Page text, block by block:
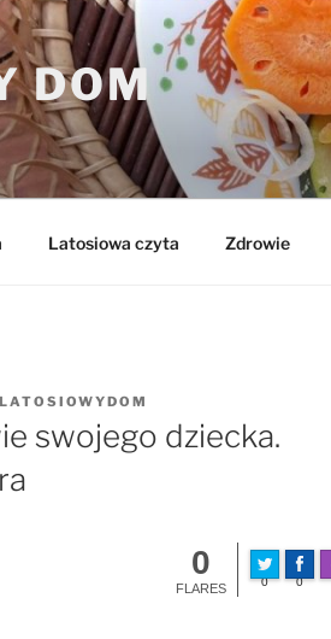
DOM
Latosiowa czyta Zdrowie
LATOSIOWYDOM
swojego dziecka.
0
FLARES 0 0